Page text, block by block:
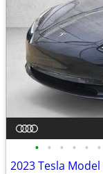
• • • • • •
2023 Tesla Model